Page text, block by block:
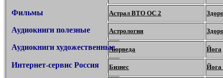
Фильмы
Аудиокниги полезные
Аудиокниги художественные
Интернет-сервис Россия
Астрал ВТО ОС 2
Астрология
Аюрведа Йога
Бизнес Йога